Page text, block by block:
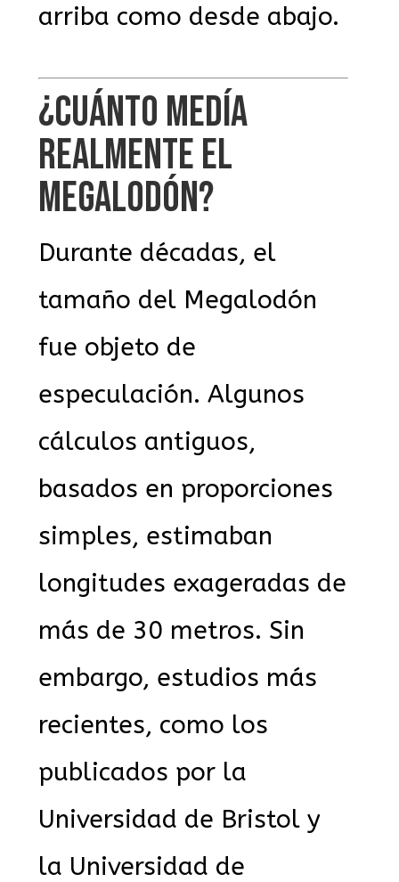
arriba como desde abajo.
¿CUÁNTO MEDÍA
REALMENTE EL
MEGALODÓN?
Durante décadas, el
tamaño del Megalodón
fue objeto de
especulación. Algunos
cálculos antiguos,
basados en proporciones
simples, estimaban
longitudes exageradas de
más de 30 metros. Sin
embargo, estudios más
recientes, como los
publicados por la
Universidad de Bristol y
la Universidad de